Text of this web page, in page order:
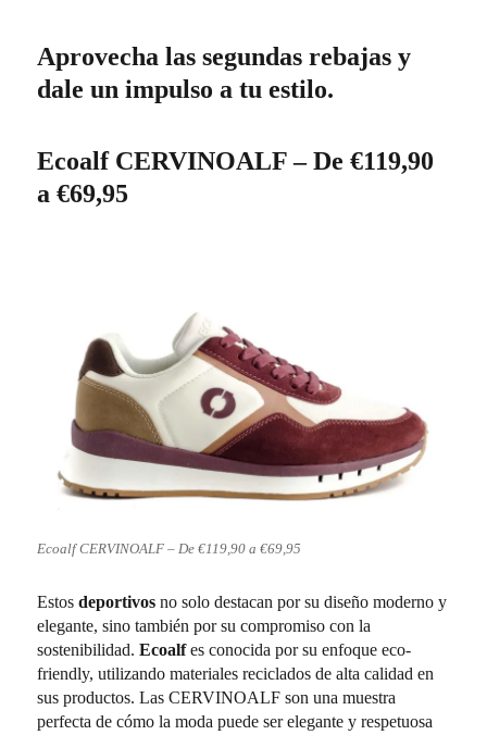
Aprovecha las segundas rebajas y
dale un impulso a tu estilo.
Ecoalf CERVINOALF – De €119,90
a €69,95
Ecoalf CERVINOALF – De €119,90 a €69,95
Estosdeportivos no solo destacan por su diseño moderno y
elegante, sino también por su compromiso con la
sostenibilidad.Ecoalfes conocida por su enfoque eco-
friendly, utilizando materiales reciclados de alta calidad en
sus productos. Las CERVINOALF son una muestra
perfecta de cómo la moda puede ser elegante y respetuosa